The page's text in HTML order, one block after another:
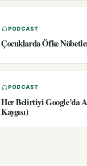
PODCAST
Çocuklarda Öfke
PODCAST
Her Belirtiyi Google’da
Kaygısı)